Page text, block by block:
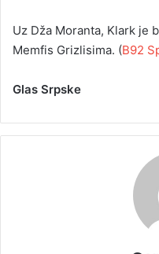
Uz Dža Moranta, Klark je
Memfis Grizlisima. (B92
Glas Srpske